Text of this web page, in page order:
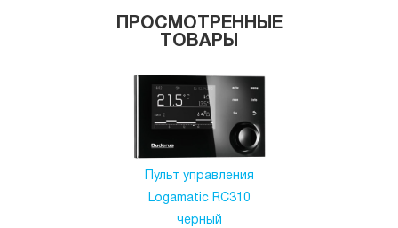
ПРОСМОТРЕННЫЕ
ТОВАРЫ
Пульт управления
Logamatic RC310
черный